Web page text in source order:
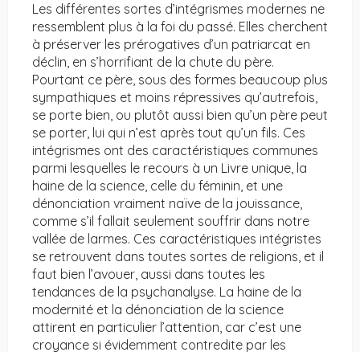
Les différentes sortes d’intégrismes modernes ne
ressemblent plus à la foi du passé. Elles cherchent
à préserver les prérogatives d’un patriarcat en
déclin, en s’horrifiant de la chute du père.
Pourtant ce père, sous des formes beaucoup plus
sympathiques et moins répressives qu’autrefois,
se porte bien, ou plutôt aussi bien qu’un père peut
se porter, lui qui n’est après tout qu’un fils. Ces
intégrismes ont des caractéristiques communes
parmi lesquelles le recours à un Livre unique, la
haine de la science, celle du féminin, et une
dénonciation vraiment naïve de la jouissance,
comme s’il fallait seulement souffrir dans notre
vallée de larmes. Ces caractéristiques intégristes
se retrouvent dans toutes sortes de religions, et il
faut bien l’avouer, aussi dans toutes les
tendances de la psychanalyse. La haine de la
modernité et la dénonciation de la science
attirent en particulier l’attention, car c’est une
croyance si évidemment contredite par les